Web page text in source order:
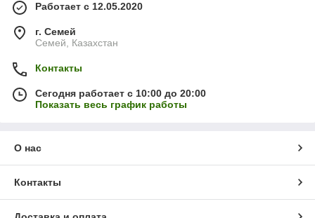
Работает с 12.05.2020
г. Семей
Семей, Казахстан
Контакты
Сегодня работает с 10:00 до 20:00
Показать весь график работы
О нас
Контакты